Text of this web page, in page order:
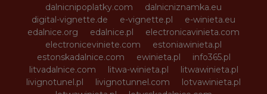
dalnicnipoplatky.com
dalnicniznamka.eu
digital-vignette.de
e-vignette.pl
e-winieta.eu
edalnice.org
edalnice.pl
electronicavinieta.com
electroniceviniete.com
estoniawinieta.pl
estonskadalnice.com
ewinieta.pl
info365.pl
litvadalnice.com
litwa-winieta.pl
litwawinieta.pl
livignotunel.pl
livignotunnel.com
lotvawinieta.pl